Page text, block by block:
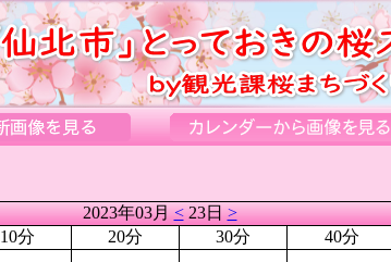
2023年03月<23日>
10分 20分 30分 40分